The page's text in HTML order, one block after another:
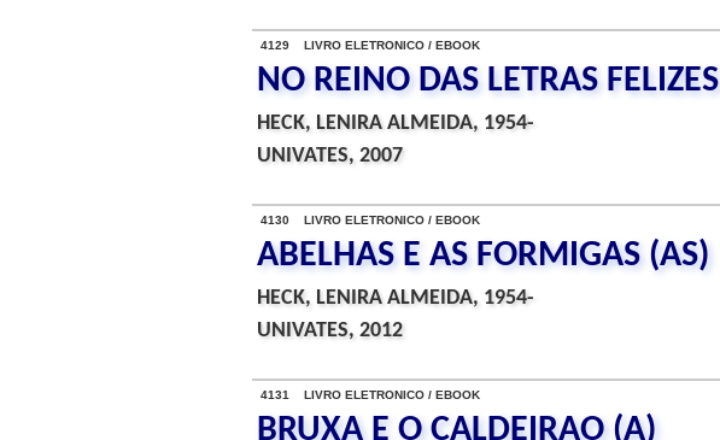
4129 LIVRO ELETRONICO / EBOOK
NO REINO DAS LETRAS FELIZES
HECK, LENIRA ALMEIDA, 1954-
UNIVATES, 2007
4130 LIVRO ELETRONICO / EBOOK
ABELHAS E AS FORMIGAS (AS)
HECK, LENIRA ALMEIDA, 1954-
UNIVATES, 2012
4131 LIVRO ELETRONICO / EBOOK
BRUXA E O CALDEIRAO (A)